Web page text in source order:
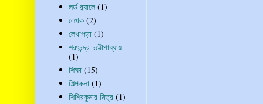
লর্ড র‍্যালে (1)
লেখক (2)
লেখাপড়া (1)
শরৎচন্দ্র চট্টোপাধ্যায়
(1)
শিক্ষা (15)
শিল্পকলা (1)
শিশিরকুমার মিত্র (1)